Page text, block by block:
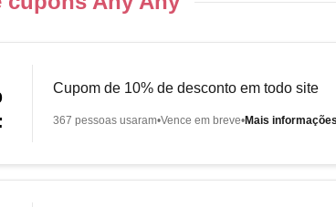
Cupom de 10% de desconto em todo site
367 pessoas usaram Vence em breve Mais informações